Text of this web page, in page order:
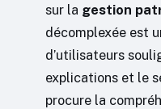
sur la gestion
décomplexée est
d’utilisateurs
explications et le
procure la